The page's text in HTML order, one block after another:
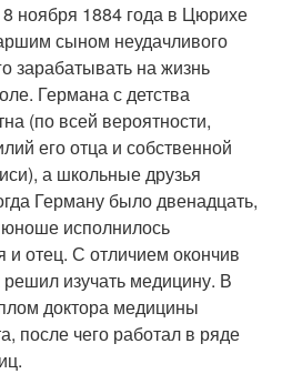
ноября 1884 года в Цюрихе
сыном неудачливого
зарабатывать на жизнь
Германа с детства
(по всей вероятности,
его отца и собственной
а школьные друзья
Герману было двенадцать,
юноше исполнилось
и отец. С отличием окончив
изучать медицину. В
доктора медицины
после чего работал в ряде